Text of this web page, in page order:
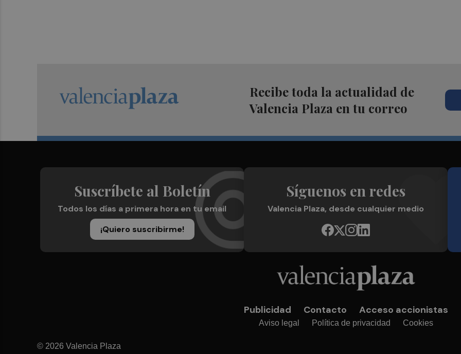
Recibe toda la actualidad de
Valencia Plaza en tu correo
Suscríbete al Boletín
Todos los días a primera hora en tu email
¡Quiero suscribirme!
Síguenos en redes
Valencia Plaza, desde cualquier medio
Publicidad Contacto Acceso accionistas
Aviso legal Política de privacidad Cookies
© 2026 Valencia Plaza